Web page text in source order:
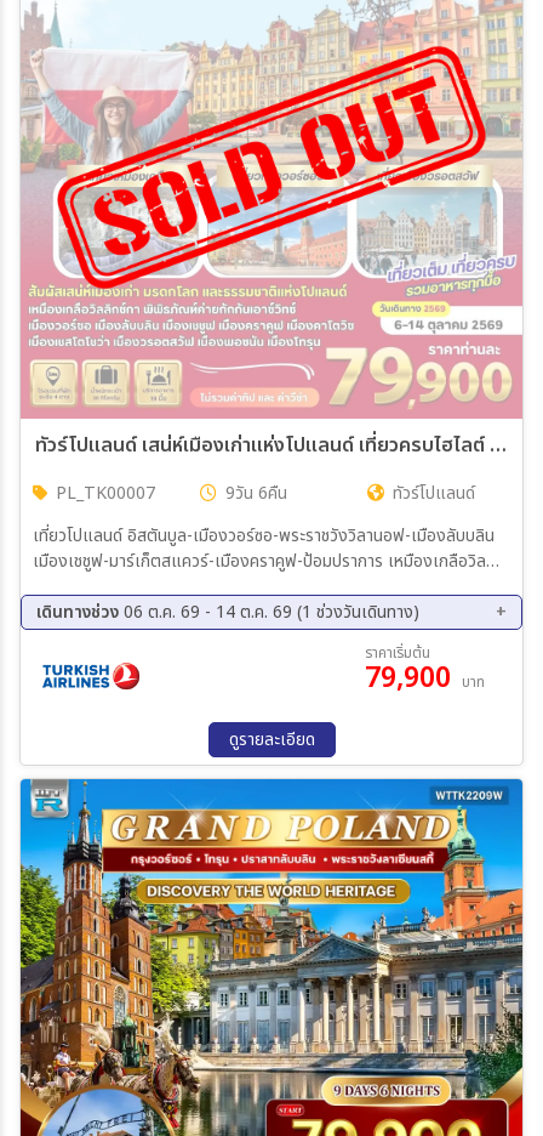
ทัวร์โปแลนด์ เสน่ห์เมืองเก่าแห่งโปแลนด์ เที่ยวครบไฮไลต์ 9วัน 6คืน (TK)
PL_TK00007 9วัน 6คืน
ทัวร์โปแลนด์
เที่ยวโปแลนด์ อิสตันบูล-เมืองวอร์ซอ-พระราชวังวิลานอฟ-เมืองลับบลิน
เมืองเชชูฟ-มาร์เก็ตสแควร์-เมืองคราคูฟ-ป้อมปราการ เหมืองเกลือวิล
หารจัสนาโกรา-เมืองวรอตสวัฟ เมืองพอซนัน-จัตุรัสเมืองเก่า-ปราสาท
อิมพีเรียล เมืองโทรุน-เมืองเก่า-วิหารเซนต์จอห์น-บ้านนิโคลัสโคเปอร์นิ
คัส-เมืองวอร์ซอว์ เมืองเก่าวอร์ซอว์-ตลาดเก่า-ป้อมวอร์ซอว์ ห้าง Zalote
Tarasy-สนามบิน
เดินทางช่วง06 ต.ค. 69 - 14 ต.ค. 69 (1 ช่วงวันเดินทาง)
ราคาเริ่มต้น
79,900 บาท
ดูรายละเอียด